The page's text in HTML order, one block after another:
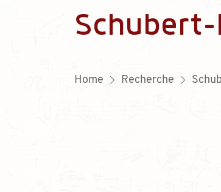
Home Recherche